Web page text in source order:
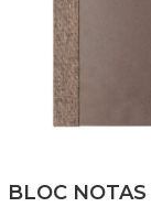
BLOC